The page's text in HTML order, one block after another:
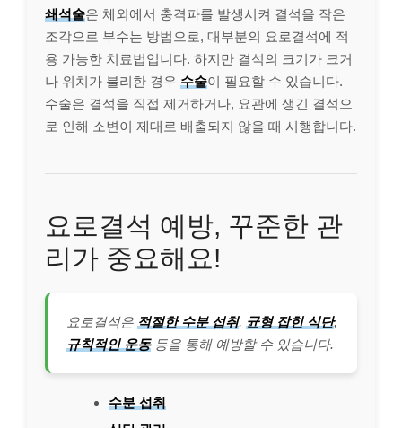
쇄석술은 체외에서 충격파를 발생시켜 결석을 작은
조각으로 부수는 방법으로, 대부분의 요로결석에 적
용 가능한 치료법입니다. 하지만 결석의 크기가 크거
나 위치가 불리한 경우 수술이 필요할 수 있습니다.
수술은 결석을 직접 제거하거나, 요관에 생긴 결석으
로 인해 소변이 제대로 배출되지 않을 때 시행합니다.
요로결석 예방, 꾸준한 관
리가 중요해요!
요로결석은 적절한 수분 섭취, 균형 잡힌 식단,
규칙적인 운동등을 통해 예방할 수 있습니다.
수분 섭취